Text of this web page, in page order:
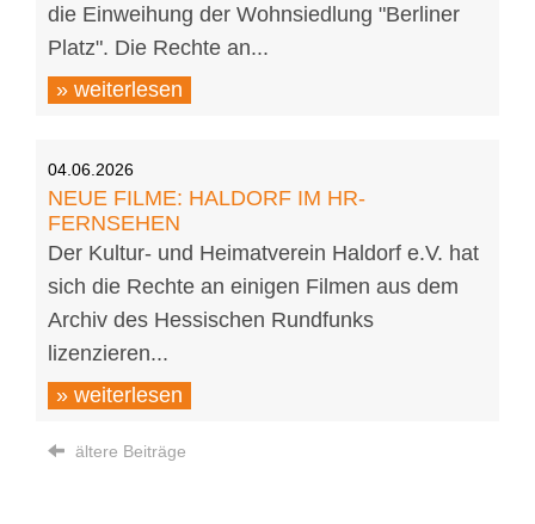
die Einweihung der Wohnsiedlung "Berliner
Platz". Die Rechte an...
» weiterlesen
04.06.2026
NEUE FILME: HALDORF IM HR-
FERNSEHEN
Der Kultur- und Heimatverein Haldorf e.V. hat
sich die Rechte an einigen Filmen aus dem
Archiv des Hessischen Rundfunks
lizenzieren...
» weiterlesen
ältere Beiträge